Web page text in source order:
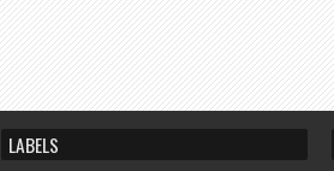
LABELS